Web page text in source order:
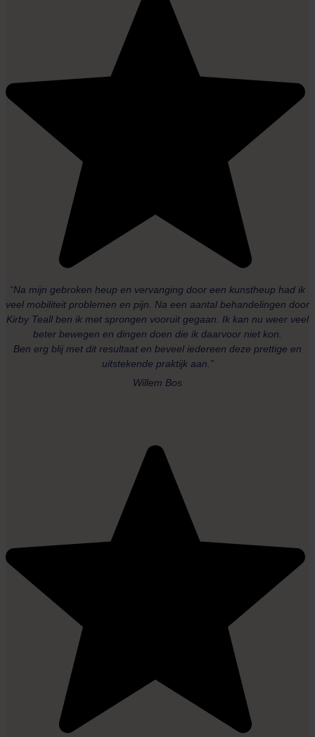
“Na mijn gebroken heup en vervanging door een kunstheup had ik
veel mobiliteit problemen en pijn. Na een aantal behandelingen door
Kirby Teall ben ik met sprongen vooruit gegaan. Ik kan nu weer veel
beter bewegen en dingen doen die ik daarvoor niet kon.
Ben erg blij met dit resultaat en beveel iedereen deze prettige en
uitstekende praktijk aan.”
Willem Bos